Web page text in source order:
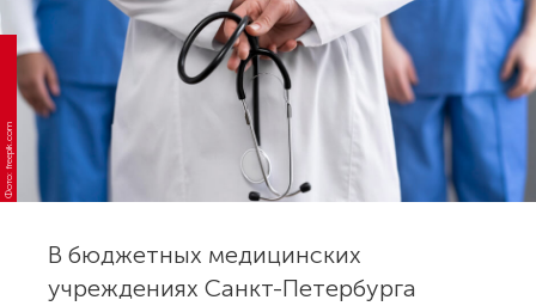
Фото: freepik.com
В бюджетных медицинских
учреждениях Санкт-Петербурга